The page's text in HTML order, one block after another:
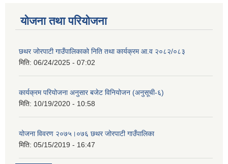
योजना तथा परियोजना
छथर जोरपाटी गाउँपालिकाको निति तथा कार्यक्रम आ.व २०८२/०८३
मिति: 06/24/2025 - 07:02
कार्यक्रम परियोजना अनुसार बजेट विनियोजन (अनुसूची-६)
मिति: 10/19/2020 - 10:58
योजना विवरण २०७५।०७६ छथर जोरपाटी गाउँपालिका
मिति: 05/15/2019 - 16:47